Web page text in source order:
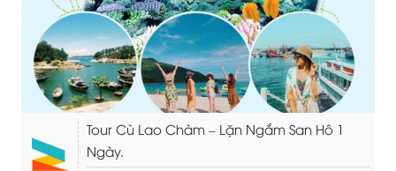
Tour Cù Lao Chàm – Lặn Ngắm San Hô 1
Ngày.